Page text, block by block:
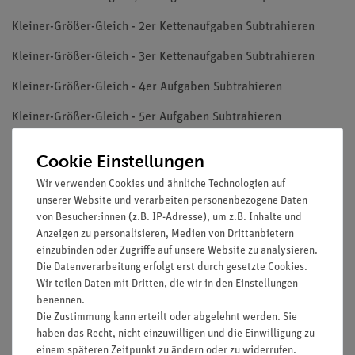
Kleiner-Größer-Gleich - 2er Kettenaufgaben Subtrahieren
Kleiner-Größer-Gleich - 3er Kettenaufgaben Subtrahieren
Kleiner-Größer-Gleich - 4er Aufgaben Subtrahieren
Kleiner-Größer-Gleich - 5er Aufgaben Subtrahieren
Subtrahieren - 5er & 4er Zahlen - 9 Interaktive Aufgaben (1)
Subtrahieren - 5er & 4er Zahlen - 9 Interaktive Aufgaben (2)
Subtrahieren - 5er & 4er Zahlen - 9 Interaktive Aufgaben (3)
Subtrahieren - 5er & 5er Zahlen - 9 Interaktive Aufgaben (1)
Subtrahieren - 5er & 5er Zahlen - 9 Interaktive Aufgaben (2)
Subtrahieren - 5er & 5er Zahlen - 9 Interaktive Aufgaben (3)
Cookie Einstellungen
Wir verwenden Cookies und ähnliche Technologien auf
unserer Website und verarbeiten personenbezogene Daten
von Besucher:innen (z.B. IP-Adresse), um z.B. Inhalte und
Anzeigen zu personalisieren, Medien von Drittanbietern
einzubinden oder Zugriffe auf unsere Website zu analysieren.
Die Datenverarbeitung erfolgt erst durch gesetzte Cookies.
Wir teilen Daten mit Dritten, die wir in den Einstellungen
benennen.
Die Zustimmung kann erteilt oder abgelehnt werden. Sie
haben das Recht, nicht einzuwilligen und die Einwilligung zu
einem späteren Zeitpunkt zu ändern oder zu widerrufen.